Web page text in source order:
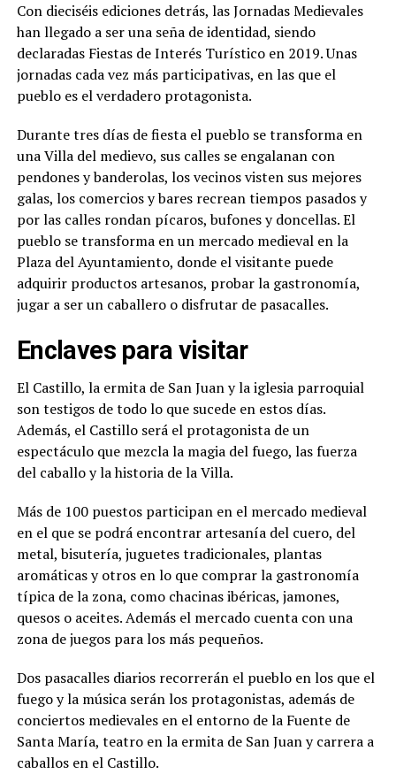
Con dieciséis ediciones detrás, las Jornadas Medievales
han llegado a ser una seña de identidad, siendo
declaradas Fiestas de Interés Turístico en 2019. Unas
jornadas cada vez más participativas, en las que el
pueblo es el verdadero protagonista.
Durante tres días de fiesta el pueblo se transforma en
una Villa del medievo, sus calles se engalanan con
pendones y banderolas, los vecinos visten sus mejores
galas, los comercios y bares recrean tiempos pasados y
por las calles rondan pícaros, bufones y doncellas. El
pueblo se transforma en un mercado medieval en la
Plaza del Ayuntamiento, donde el visitante puede
adquirir productos artesanos, probar la gastronomía,
jugar a ser un caballero o disfrutar de pasacalles.
Enclaves para visitar
El Castillo, la ermita de San Juan y la iglesia parroquial
son testigos de todo lo que sucede en estos días.
Además, el Castillo será el protagonista de un
espectáculo que mezcla la magia del fuego, las fuerza
del caballo y la historia de la Villa.
Más de 100 puestos participan en el mercado medieval
en el que se podrá encontrar artesanía del cuero, del
metal, bisutería, juguetes tradicionales, plantas
aromáticas y otros en lo que comprar la gastronomía
típica de la zona, como chacinas ibéricas, jamones,
quesos o aceites. Además el mercado cuenta con una
zona de juegos para los más pequeños.
Dos pasacalles diarios recorrerán el pueblo en los que el
fuego y la música serán los protagonistas, además de
conciertos medievales en el entorno de la Fuente de
Santa María, teatro en la ermita de San Juan y carrera a
caballos en el Castillo.